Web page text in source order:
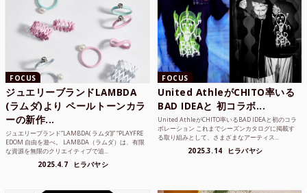
FOCUS
ジュエリーブランドLAMBDA
(ラムダ)より ペールトーンカラ
ーの新作...
ジュエリーブランド“LAMBDA( ラムダ))” “PLAYFRE
EDOM 自由を遊べ。 LAMBDA（ラムダ）は、有限
な資源を無限のクリエイティブで追...
2025.4.7 ヒラバヤシ
FOCUS
United AthleがCHITO率いる
BAD IDEAと 初コラボ...
United AthleがCHITO率いるBAD IDEAと初のコラ
ボレーション これまでシーズンカタログに掲載す
る取り組みとして、さまざまなアーティス...
2025.3.14 ヒラバヤシ